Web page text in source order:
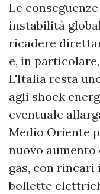
Le
instabilità
ricadere
e, in
L'Italia resta
agli shock
eventuale
Medio Oriente
nuovo
gas, con
bollette